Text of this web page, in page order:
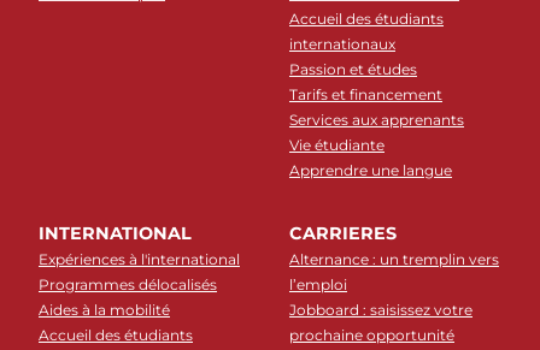
Accueil des étudiants
internationaux
Passion et études
Tarifs et financement
Services aux apprenants
Vie étudiante
Apprendre une langue
INTERNATIONAL
Expériences à l'international
Programmes délocalisés
Aides à la mobilité
Accueil des étudiants
CARRIERES
Alternance : un tremplin vers
l’emploi
Jobboard : saisissez votre
prochaine opportunité